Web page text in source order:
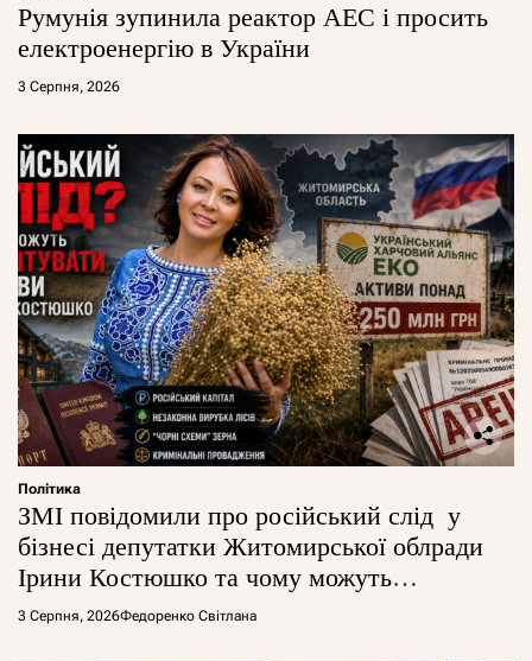
Румунія зупинила реактор АЕС і просить
електроенергію в України
3 Серпня, 2026
Політика
ЗМІ повідомили про російський слід у
бізнесі депутатки Житомирської облради
Ірини Костюшко та чому можуть
арештувати її активи
3 Серпня, 2026Федоренко Світлана